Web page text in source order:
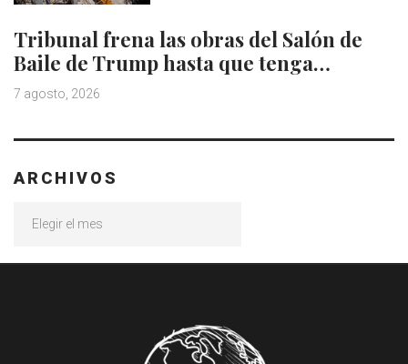
Tribunal frena las obras del Salón de
Baile de Trump hasta que tenga…
7 agosto, 2026
ARCHIVOS